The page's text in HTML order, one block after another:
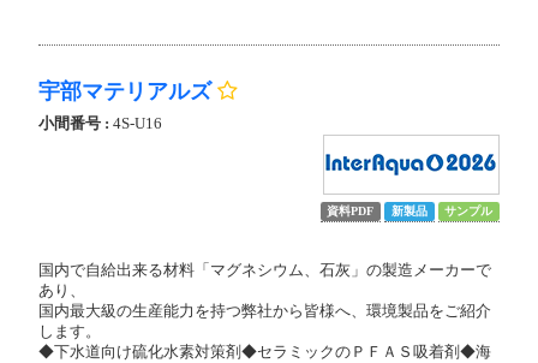
宇部マテリアルズ
小間番号 : 4S-U16
資料PDF 新製品 サンプル
国内で自給出来る材料「マグネシウム、石灰」の製造メーカーで
あり、
国内最大級の生産能力を持つ弊社から皆様へ、環境製品をご紹介
します。
◆下水道向け硫化水素対策剤◆セラミックのＰＦＡＳ吸着剤◆海